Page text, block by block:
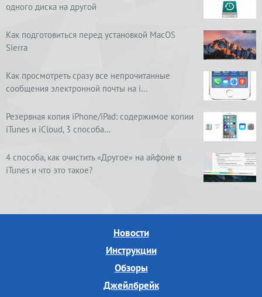
одного диска на другой
Как подготовиться перед установкой MacOS
Sierra
Как просмотреть сразу все непрочитанные
сообщения электронной почты на i…
Резервная копия iPhone/iPad: содержимое копии
iTunes и iCloud, 3 способа…
4 способа, как очистить «Другое» на айфоне в
iTunes и что это такое?
Новости
Инструкции
Обзоры
Джейлбрейк